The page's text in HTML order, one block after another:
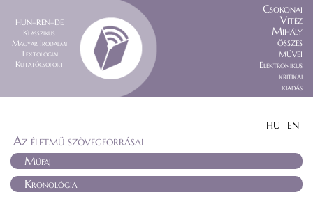
HUN–REN–DE
Klasszikus
Magyar Irodalmi
Textológiai
Kutatócsoport
Csokonai
Vitéz
Mihály
összes
művei
Elektronikus
kritikai
kiadás
HU EN
Az életmű szövegforrásai
Műfaj
Kronológia